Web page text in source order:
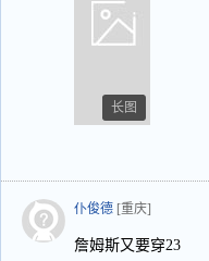
长图
仆俊德 [重庆]
詹姆斯又要穿23